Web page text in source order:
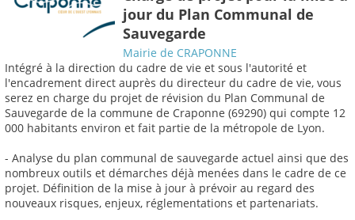
jour du Plan Communal de
Sauvegarde
Mairie de CRAPONNE
Intégré à la direction du cadre de vie et sous l'autorité et
l'encadrement direct auprès du directeur du cadre de vie, vous
serez en charge du projet de révision du Plan Communal de
Sauvegarde de la commune de Craponne (69290) qui compte 12
000 habitants environ et fait partie de la métropole de Lyon.
- Analyse du plan communal de sauvegarde actuel ainsi que des
nombreux outils et démarches déjà menées dans le cadre de ce
projet. Définition de la mise à jour à prévoir au regard des
nouveaux risques, enjeux, réglementations et partenariats.